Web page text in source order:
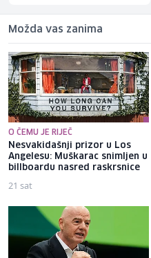
Možda vas zanima
O ČEMU JE RIJEČ
Nesvakidašnji prizor u Los
Angelesu: Muškarac snimljen u
billboardu nasred raskrsnice
21 sat